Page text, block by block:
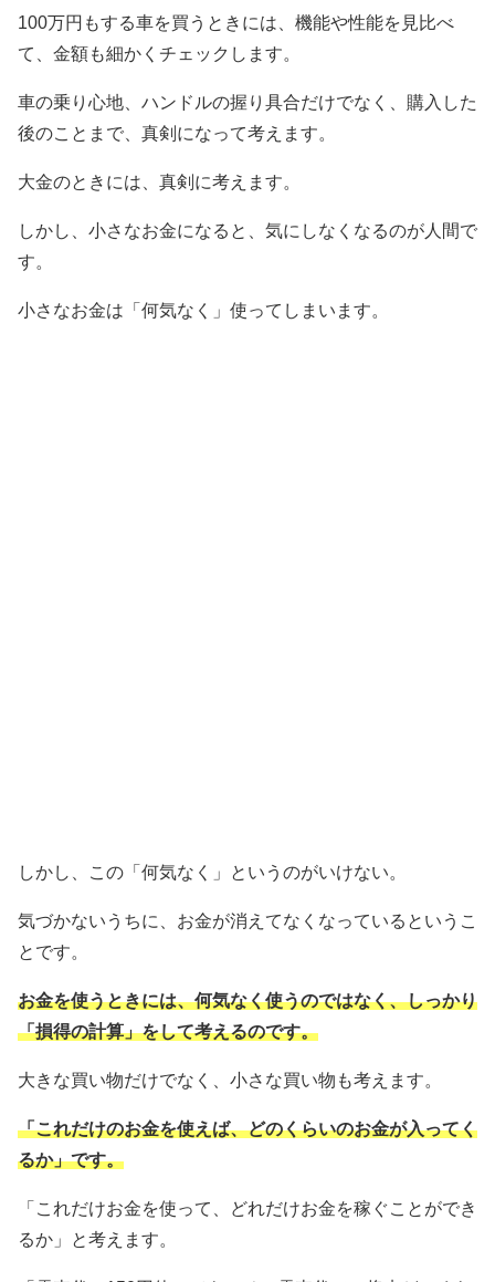
100万円もする車を買うときには、機能や性能を見比べ
て、金額も細かくチェックします。
車の乗り心地、ハンドルの握り具合だけでなく、購入した
後のことまで、真剣になって考えます。
大金のときには、真剣に考えます。
しかし、小さなお金になると、気にしなくなるのが人間で
す。
小さなお金は「何気なく」使ってしまいます。
しかし、この「何気なく」というのがいけない。
気づかないうちに、お金が消えてなくなっているというこ
とです。
お金を使うときには、何気なく使うのではなく、しっかり
「損得の計算」をして考えるのです。
大きな買い物だけでなく、小さな買い物も考えます。
「これだけのお金を使えば、どのくらいのお金が入ってく
るか」です。
「これだけお金を使って、どれだけお金を稼ぐことができ
るか」と考えます。